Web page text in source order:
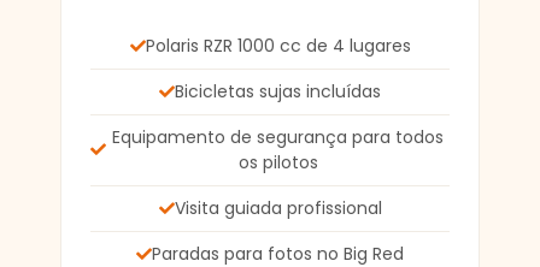
Polaris RZR 1000 cc de 4 lugares
Bicicletas sujas incluídas
Equipamento de segurança para todos
os pilotos
Visita guiada profissional
Paradas para fotos no Big Red